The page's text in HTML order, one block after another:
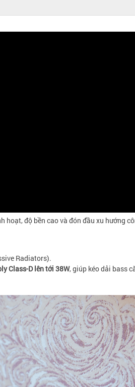
độ bền cao và đón đầu xu hướng
Radiators).
Class-D lên tới 38W, giúp kéo dải bass